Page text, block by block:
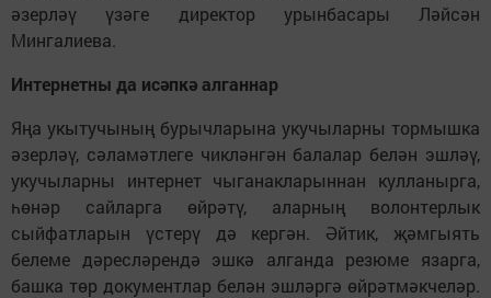
әзерләү үзәге директор урынбасары Ләйсән
Мингалиева.
Интернетны да исәпкә алганнар
Яңа укытучының бурычларына укучыларны тормышка
әзер­ләү, сәламәтлеге чикләнгән балалар белән эшләү,
укучыларны интернет чыганакларыннан кулланырга,
һөнәр сайларга өйрәтү, аларның волонтерлык
сыйфатларын үстерү дә кергән. Әйтик, җәмгыять
белеме дәресләрендә эшкә алганда резюме язарга,
башка төр документлар белән эшләргә өйрәтмәкчеләр.